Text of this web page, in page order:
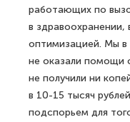
работающих по
в здравоохранении,
оптимизацией. Мы
не оказали помощи
не получили ни
в 10-15 тысяч
подспорьем для